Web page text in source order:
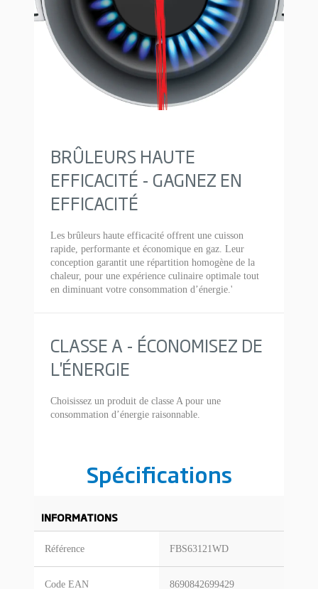
BRÛLEURS HAUTE
EFFICACITÉ - GAGNEZ EN
EFFICACITÉ
Les brûleurs haute efficacité offrent une cuisson
rapide, performante et économique en gaz. Leur
conception garantit une répartition homogène de la
chaleur, pour une expérience culinaire optimale tout
en diminuant votre consommation d’énergie.'
CLASSE A - ÉCONOMISEZ DE
L'ÉNERGIE
Choisissez un produit de classe A pour une
consommation d’énergie raisonnable.
Spécifications
INFORMATIONS
Référence FBS63121WD
Code EAN 8690842699429